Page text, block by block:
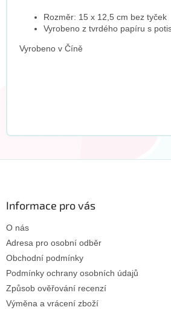
Rozměr: 15 x 12,5 cm bez tyček
Vyrobeno z tvrdého papíru s
Vyrobeno v Číně
Informace pro vás
O nás
Adresa pro osobní odběr
Obchodní podmínky
Podmínky ochrany osobních údajů
Způsob ověřování recenzí
Výměna a vrácení zboží